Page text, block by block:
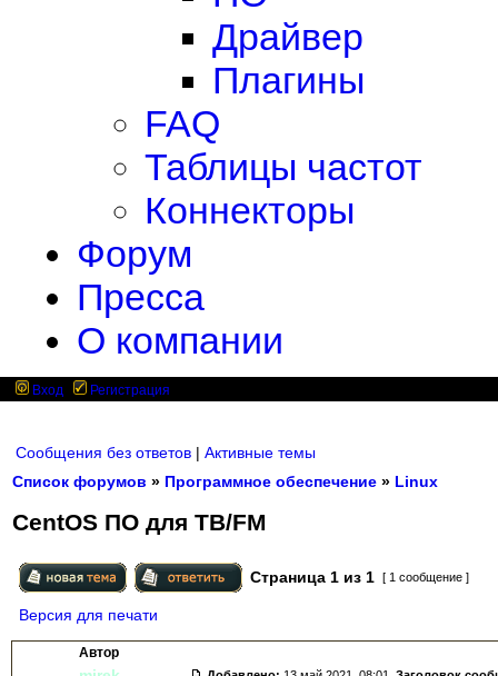
Драйвер
Плагины
FAQ
Таблицы частот
Коннекторы
Форум
Пресса
О компании
Вход Регистрация
Сообщения без ответов | Активные темы
Список форумов » Программное обеспечение » Linux
CentOS ПО для ТВ/FM
Страница 1 из 1 [ 1 сообщение ]
Версия для печати
Автор